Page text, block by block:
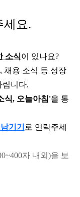
세요.
소식이 있나요?
채용 소식 등 성장
립니다.
식, 오늘아침'을 통
기기 로 연락주세
자 내외)을 보